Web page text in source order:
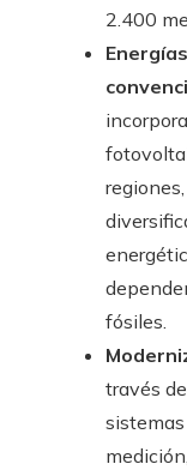
2.400
fósiles.
través